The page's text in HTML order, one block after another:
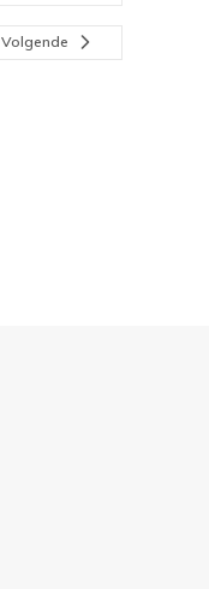
Volgende